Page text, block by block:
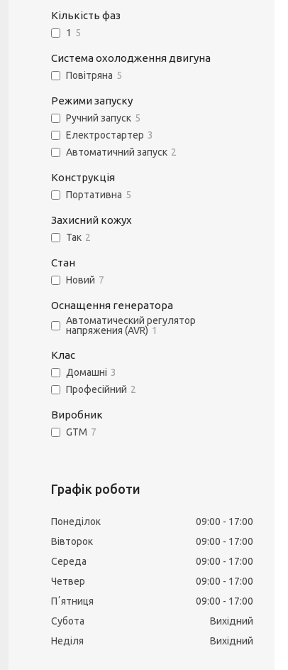
Кількість фаз
1 5
Система охолодження двигуна
Повітряна 5
Режими запуску
Ручний запуск 5
Електростартер 3
Автоматичний запуск 2
Конструкція
Портативна 5
Захисний кожух
Так 2
Стан
Новий 7
Оснащення генератора
Автоматический регулятор
напряжения (AVR) 1
Клас
Домашні 3
Професійний 2
Виробник
GTM 7
Графік роботи
Понеділок 09:00
17:00
Вівторок
09:00
17:00
Середа
09:00
17:00
Четвер
09:00
17:00
Пʼятниця
09:00
17:00
Субота
Вихідний
Неділя
Вихідний